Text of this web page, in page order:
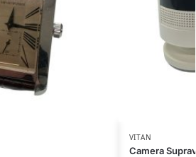
VITAN
Camera